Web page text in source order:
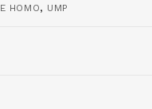
HOMO, UMP